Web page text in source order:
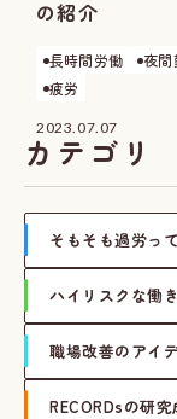
の紹介
長時間労働 夜間
疲労
2023.07.07
カテゴリ
そもそも過労って
ハイリスクな働
職場改善のアイ
RECORDsの研